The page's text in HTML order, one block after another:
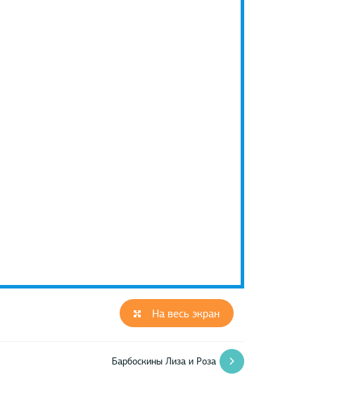
На весь экран
Барбоскины Лиза и Роза